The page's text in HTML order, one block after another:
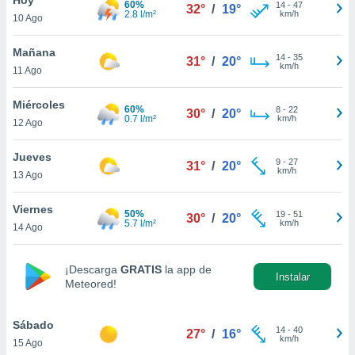
en
más
nuestra
de
aceptar
de
10 Ago
60%
2.8 l/m²
32° / 19° 14- 47
km/h
Mañana
11 Ago
31° / 20° 14- 35
km/h
Miércoles
12 Ago
60%
0.7 l/m²
30° / 20° 8- 22
km/h
Jueves
13 Ago
31° / 20° 9- 27
km/h
Viernes
14 Ago
50%
5.7 l/m²
30° / 20° 19- 51
km/h
¡Descarga GRATIS la app de
Meteored!
Instalar
Sábado
15 Ago
27° / 16° 14- 40
km/h